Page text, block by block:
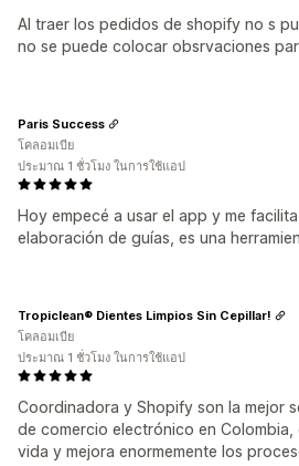
Al traer los pedidos de shopify no s
no se puede colocar obsrvaciones
Hoy empecé a usar el app y me
elaboración de guías, es una
Paris Success
โคลอมเบีย
ประมาณ 1 ชั่วโมง ในการใช้แอป
Coordinadora y Shopify son la mejor
de comercio electrónico en
vida y mejora enormemente los
Tropiclean® Dientes Limpios Sin Cepillar!
โคลอมเบีย
ประมาณ 1 ชั่วโมง ในการใช้แอป